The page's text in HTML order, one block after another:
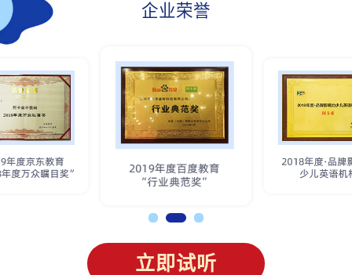
企业荣誉
立即试听